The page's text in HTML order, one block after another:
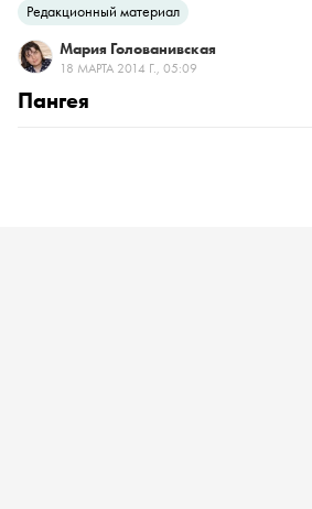
Редакционный материал
Мария Голованивская
18 МАРТА 2014 Г., 05:09
Пангея